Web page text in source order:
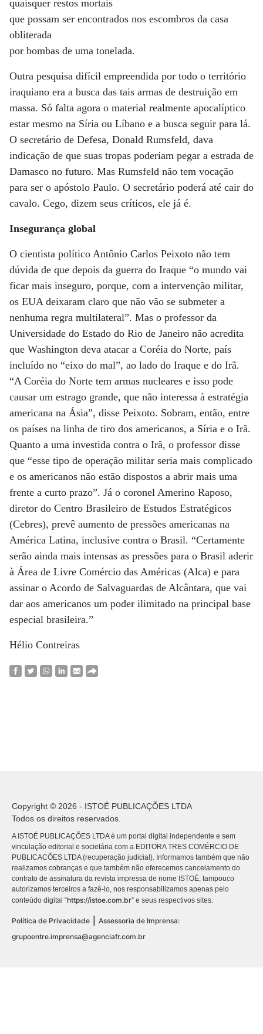
quaisquer restos mortais
que possam ser encontrados nos escombros da casa
obliterada
por bombas de uma tonelada.
Outra pesquisa difícil empreendida por todo o território
iraquiano era a busca das tais armas de destruição em
massa. Só falta agora o material realmente apocalíptico
estar mesmo na Síria ou Líbano e a busca seguir para lá.
O secretário de Defesa, Donald Rumsfeld, dava
indicação de que suas tropas poderiam pegar a estrada de
Damasco no futuro. Mas Rumsfeld não tem vocação
para ser o apóstolo Paulo. O secretário poderá até cair do
cavalo. Cego, dizem seus críticos, ele já é.
Insegurança global
O cientista político Antônio Carlos Peixoto não tem
dúvida de que depois da guerra do Iraque “o mundo vai
ficar mais inseguro, porque, com a intervenção militar,
os EUA deixaram claro que não vão se submeter a
nenhuma regra multilateral”. Mas o professor da
Universidade do Estado do Rio de Janeiro não acredita
que Washington deva atacar a Coréia do Norte, país
incluído no “eixo do mal”, ao lado do Iraque e do Irã.
“A Coréia do Norte tem armas nucleares e isso pode
causar um estrago grande, que não interessa à estratégia
americana na Ásia”, disse Peixoto. Sobram, então, entre
os países na linha de tiro dos americanos, a Síria e o Irã.
Quanto a uma investida contra o Irã, o professor disse
que “esse tipo de operação militar seria mais complicado
e os americanos não estão dispostos a abrir mais uma
frente a curto prazo”. Já o coronel Amerino Raposo,
diretor do Centro Brasileiro de Estudos Estratégicos
(Cebres), prevê aumento de pressões americanas na
América Latina, inclusive contra o Brasil. “Certamente
serão ainda mais intensas as pressões para o Brasil aderir
à Área de Livre Comércio das Américas (Alca) e para
assinar o Acordo de Salvaguardas de Alcântara, que vai
dar aos americanos um poder ilimitado na principal base
especial brasileira.”
Hélio Contreiras
Copyright © 2026 - ISTOÉ PUBLICAÇÕES LTDA
Todos os direitos reservados.
A ISTOÉ PUBLICAÇÕES LTDA é um portal digital independente e sem
vinculação editorial e societária com a EDITORA TRES COMÉRCIO DE
PUBLICACÕES LTDA (recuperação judicial). Informamos também que não
realizamos cobranças e que também não oferecemos cancelamento do
contrato de assinatura da revista impressa de nome ISTOÉ, tampouco
autorizamos terceiros a fazê-lo, nos responsabilizamos apenas pelo
conteúdo digital “https://istoe.com.br” e seus respectivos sites.
Política de Privacidade
Assessoria de Imprensa:
grupoentre.imprensa@agenciafr.com.br